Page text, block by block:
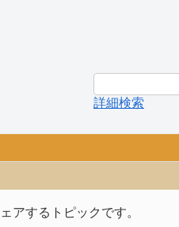
詳細検索
アするトピックです。